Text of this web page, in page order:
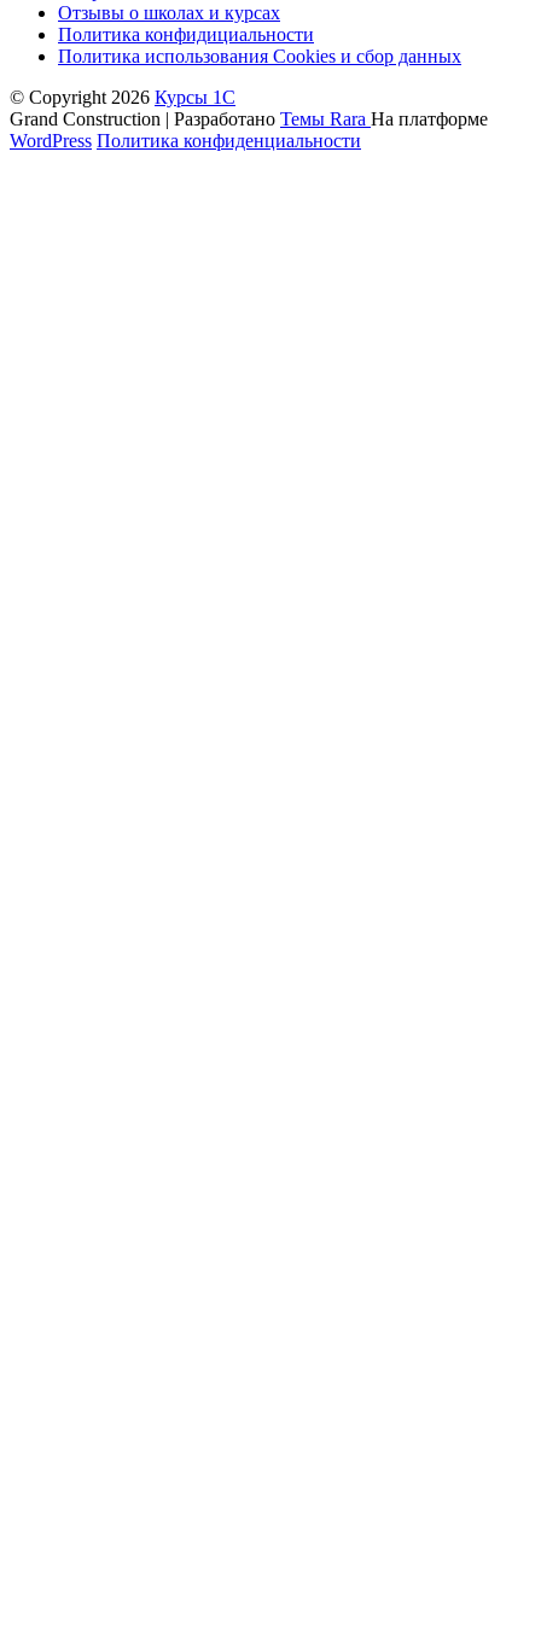
Отзывы о школах и курсах
Политика конфидициальности
Политика использования Cookies и сбор данных
© Copyright 2026 Курсы 1С
Grand Construction | Разработано Темы Rara На платформе
WordPress Политика конфиденциальности